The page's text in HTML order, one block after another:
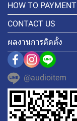
HOW TO PAYMENT
CONTACT US
ผลงานการติดตั้ง
@audioitem